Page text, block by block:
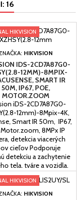
16
HIKVISION
HIKVISION
IDS-2CD7A87G0-
12MM)-8MPIX-
SMART IR
50M, IP67, POE,
MOTOR.ZOOM
iDS-2CD7A87G0-
12mm)-8Mpix-4K,
Smart IR 50m, IP67,
Motor.zoom, 8MPx IP
detekcia viacerých
cieľov Podporuje
detekciu a zachytenie
tela, tváre a vozidla,
tvárí, počítanie
s varifokálnym
s ohniskovou
HIKVISION
HIKVISION